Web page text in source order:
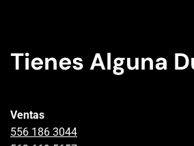
Tienes Alguna
Ventas
556 186 3044